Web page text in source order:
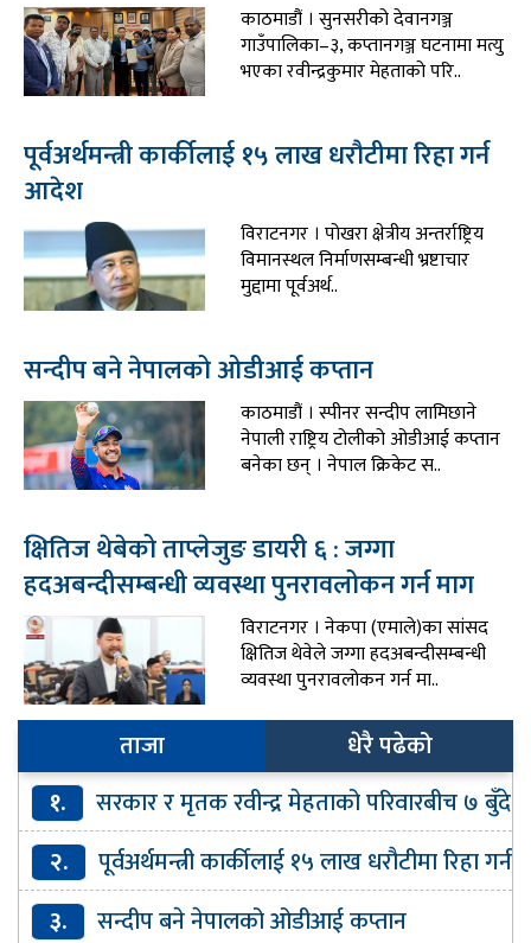
काठमाडौं । सुनसरीको देवानगञ्ज
गाउँपालिका–३, कप्तानगञ्ज घटनामा मत्यु
भएका रवीन्द्रकुमार मेहताको परि..
पूर्वअर्थमन्त्री कार्कीलाई १५ लाख धरौटीमा रिहा गर्न
आदेश
विराटनगर । पोखरा क्षेत्रीय अन्तर्राष्ट्रिय
विमानस्थल निर्माणसम्बन्धी भ्रष्टाचार
मुद्दामा पूर्वअर्थ..
सन्दीप बने नेपालको ओडीआई कप्तान
काठमाडौं । स्पीनर सन्दीप लामिछाने
नेपाली राष्ट्रिय टोलीको ओडीआई कप्तान
बनेका छन् । नेपाल क्रिकेट स..
क्षितिज थेबेको ताप्लेजुङ डायरी ६ : जग्गा
हदअबन्दीसम्बन्धी व्यवस्था पुनरावलोकन गर्न माग
विराटनगर । नेकपा (एमाले)का सांसद
क्षितिज थेवेले जग्गा हदअबन्दीसम्बन्धी
व्यवस्था पुनरावलोकन गर्न मा..
ताजा
धेरै पढेको
१.
सरकार र मृतक रवीन्द्र मेहताको परिवारबीच ७ बुँदे
सहमति
२.
पूर्वअर्थमन्त्री कार्कीलाई १५ लाख धरौटीमा रिहा गर्न
आदेश
३.
सन्दीप बने नेपालको ओडीआई कप्तान